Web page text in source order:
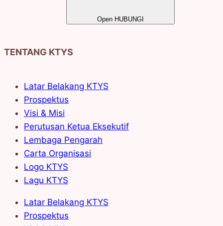
Open HUBUNGI
TENTANG KTYS
Latar Belakang KTYS
Prospektus
Visi & Misi
Perutusan Ketua Eksekutif
Lembaga Pengarah
Carta Organisasi
Logo KTYS
Lagu KTYS
Latar Belakang KTYS
Prospektus